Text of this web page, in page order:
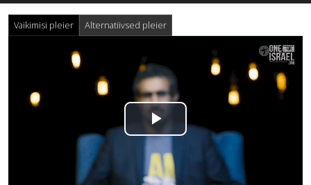
Vaikimisi pleier Alternatiivsed pleier
Esita
video